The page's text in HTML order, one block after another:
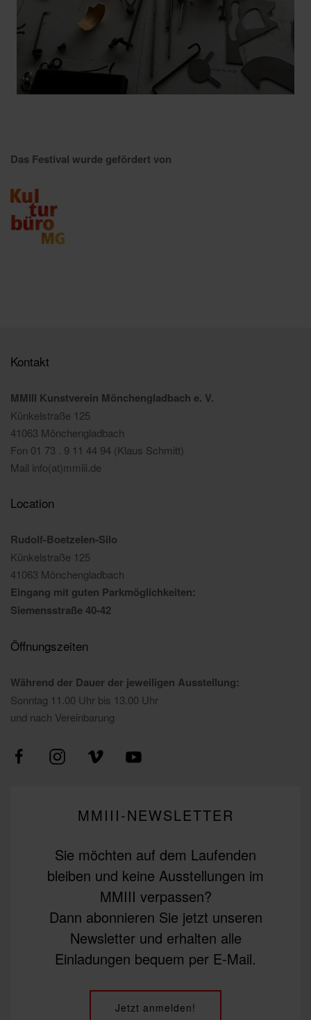
Das Festival wurde gefördert von
Kontakt
MMIII Kunstverein Mönchengladbach e. V.
Künkelstraße 125
41063 Mönchengladbach
Fon 01 73 . 9 11 44 94 (Klaus Schmitt)
Mail info(at)mmiii.de
Location
Rudolf-Boetzelen-Silo
Künkelstraße 125
41063 Mönchengladbach
Eingang mit guten Parkmöglichkeiten:
Siemensstraße 40-42
Öffnungszeiten
Während der Dauer der jeweiligen Ausstellung:
Sonntag 11.00 Uhr bis 13.00 Uhr
und nach Vereinbarung
MMIII-NEWSLETTER
Sie möchten auf dem Laufenden
bleiben und keine Ausstellungen im
MMIII verpassen?
Dann abonnieren Sie jetzt unseren
Newsletter und erhalten alle
Einladungen bequem per E-Mail.
Jetzt anmelden!